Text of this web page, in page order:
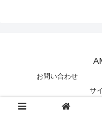
お問い合わせ
サ
© 2013-